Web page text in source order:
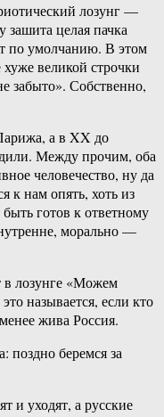
лозунг —
зашита целая пачка
по умолчанию. В этом
великой строчки
забыто». Собственно,
а в XX до
Между прочим, оба
человечество, ну да
к нам опять, хоть из
готов к ответному
морально —
в лозунге «Можем
называется, если кто
жива Россия.
поздно беремся за
и уходят, а русские